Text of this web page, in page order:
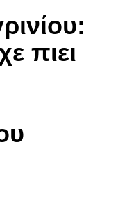
πιει